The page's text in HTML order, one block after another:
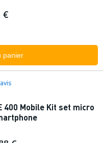
€
panier
400 Mobile Kit set micro